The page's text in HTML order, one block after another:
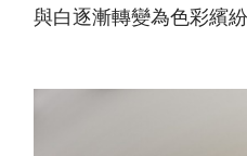
與白逐漸轉變為色彩繽